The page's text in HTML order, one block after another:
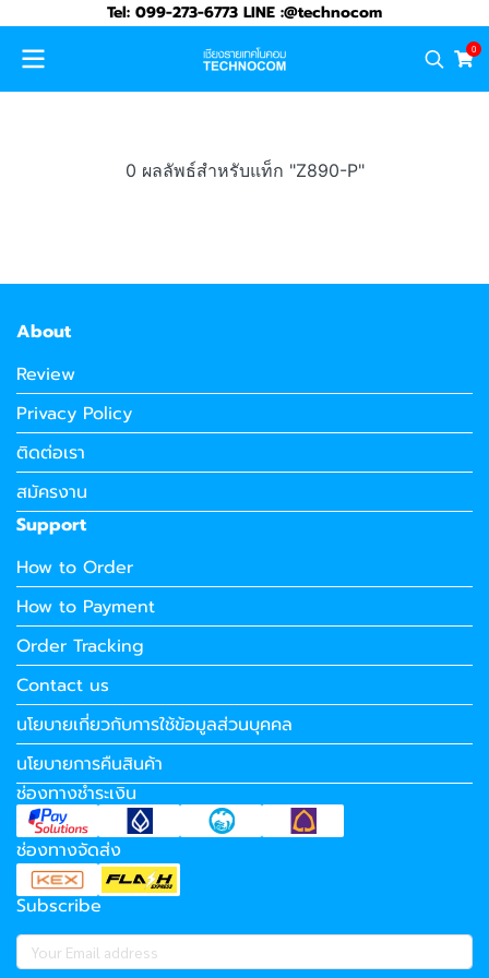
Tel: 099-273-6773 LINE :@technocom
0
0 ผลลัพธ์สำหรับแท็ก "Z890-P"
About
Review
Privacy Policy
ติดต่อเรา
สมัครงาน
Support
How to Order
How to Payment
Order Tracking
Contact us
นโยบายเกี่ยวกับการใช้ข้อมูลส่วนบุคคล
นโยบายการคืนสินค้า
ช่องทางชำระเงิน
ช่องทางจัดส่ง
Subscribe